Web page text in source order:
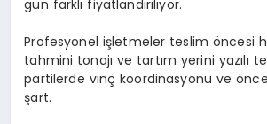
gün farklı fiyatlandırılıyor.
Profesyonel işletmeler teslim öncesi
tahmini tonajı ve tartım yerini yazılı
partilerde vinç koordinasyonu ve
şart.